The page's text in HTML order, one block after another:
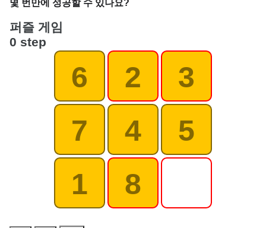
몇 번만에 성공할 수 있나요?
퍼즐 게임
0 step
6 2
3
7
4
5
1
8